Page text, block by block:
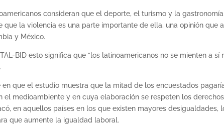
consideran que el deporte, el turismo y la
que la violencia es una parte importante de ella, una opinión que
y México.
BID esto significa que “los latinoamericanos no se mienten a sí
en que el estudio muestra que la mitad de los encuestados
el medioambiente y en cuya elaboración se respeten los
en aquellos países en los que existen mayores desigualdades,
que aumente la igualdad laboral.